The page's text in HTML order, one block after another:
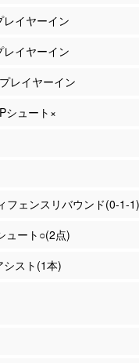
イヤーイン
イヤーイン
レイヤーイン
シュート×
フェンスリバウンド(0-1-1)
ュート○(2点)
スト(1本)